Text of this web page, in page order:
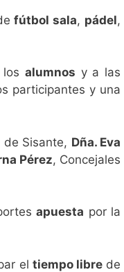
fútbol sala, pádel,
alumnos y a las
participantes y una
Sisante, Dña. Eva
Pérez, Concejales
apuesta por la
el tiempo librede